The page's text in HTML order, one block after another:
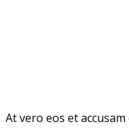
At vero eos et